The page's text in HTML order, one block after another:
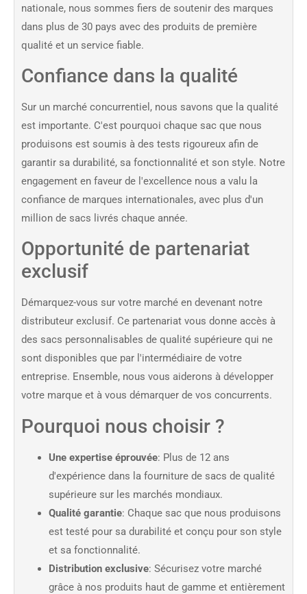
nationale, nous sommes fiers de soutenir des marques
dans plus de 30 pays avec des produits de première
qualité et un service fiable.
Confiance dans la qualité
Sur un marché concurrentiel, nous savons que la qualité
est importante. C'est pourquoi chaque sac que nous
produisons est soumis à des tests rigoureux afin de
garantir sa durabilité, sa fonctionnalité et son style. Notre
engagement en faveur de l'excellence nous a valu la
confiance de marques internationales, avec plus d'un
million de sacs livrés chaque année.
Opportunité de partenariat
exclusif
Démarquez-vous sur votre marché en devenant notre
distributeur exclusif. Ce partenariat vous donne accès à
des sacs personnalisables de qualité supérieure qui ne
sont disponibles que par l'intermédiaire de votre
entreprise. Ensemble, nous vous aiderons à développer
votre marque et à vous démarquer de vos concurrents.
Pourquoi nous choisir ?
Une expertise éprouvée: Plus de 12 ans
d'expérience dans la fourniture de sacs de qualité
supérieure sur les marchés mondiaux.
Qualité garantie: Chaque sac que nous produisons
est testé pour sa durabilité et conçu pour son style
et sa fonctionnalité.
Distribution exclusive: Sécurisez votre marché
grâce à nos produits haut de gamme et entièrement